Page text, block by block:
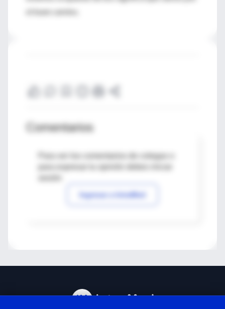
el buen camino.
Comentarios
Para ver los comentarios de colegas o
Ingresar a IntraMed